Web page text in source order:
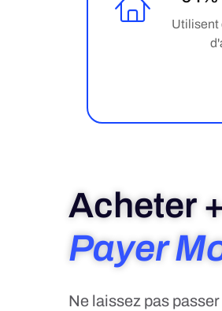
Utilisent
Acheter +
Payer
Ne laissez pas